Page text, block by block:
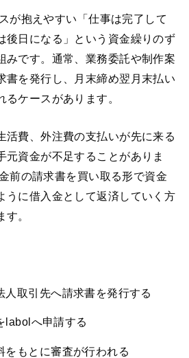
が抱えやすい「仕事は完了して
後日になる」という資金繰りのず
みです。通常、業務委託や制作案
書を発行し、月末締め翌月末払い
ケースがあります。
活費、外注費の支払いが先に来る
元資金が不足することがありま
前の請求書を買い取る形で資金
うに借入金として返済していく方
。
人取引先へ請求書を発行する
labolへ申請する
をもとに審査が行われる